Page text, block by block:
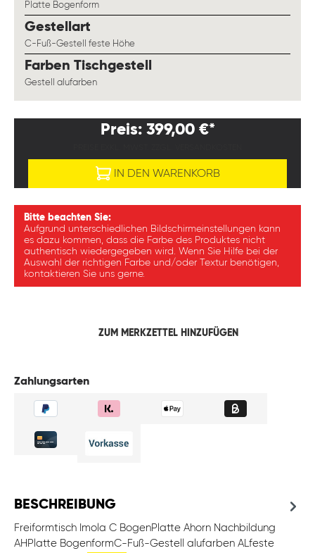
Platte Bogenform
Gestellart
C-Fuß-Gestell feste Höhe
Farben Tischgestell
Gestell alufarben
Preis: 399,00 €*
IN DEN WARENKORB
Bitte beachten Sie:
Aufgrund unterschiedlichen Bildschirmeinstellungen kann
es dazu kommen, dass die Farbe des Produktes nicht
authentisch wiedergegeben wird. Wenn Sie Hilfe bei der
Auswahl der richtigen Farbe und/oder Textur benötigen,
kontaktieren Sie uns gerne.
ZUM MERKZETTEL HINZUFÜGEN
Zahlungsarten
BESCHREIBUNG
Freiformtisch Imola C BogenPlatte Ahorn Nachbildung
AHPlatte BogenformC-Fuß-Gestell alufarben ALfeste